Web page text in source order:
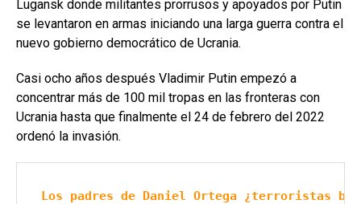
Lugansk donde militantes prorrusos y apoyados por Putin
se levantaron en armas iniciando una larga guerra contra el
nuevo gobierno democrático de Ucrania.
Casi ocho años después Vladimir Putin empezó a
concentrar más de 100 mil tropas en las fronteras con
Ucrania hasta que finalmente el 24 de febrero del 2022
ordenó la invasión.
Los padres de Daniel Ortega ¿terroristas